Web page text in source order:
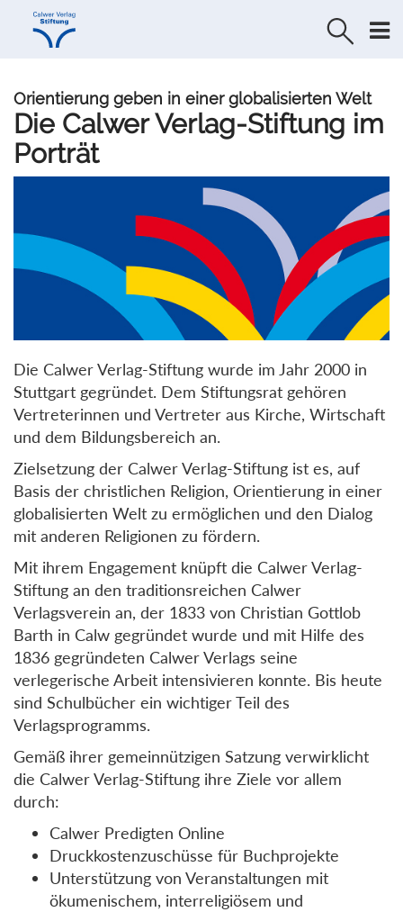
Direkt
Direkt
Orientierung geben in einer globalisierten Welt
Die Calwer Verlag-Stiftung im
Porträt
Die Calwer Verlag-Stiftung wurde im Jahr 2000 in
Stuttgart gegründet. Dem Stiftungsrat gehören
Vertreterinnen und Vertreter aus Kirche, Wirtschaft
und dem Bildungsbereich an.
Zielsetzung der Calwer Verlag-Stiftung ist es, auf
Basis der christlichen Religion, Orientierung in einer
globalisierten Welt zu ermöglichen und den Dialog
mit anderen Religionen zu fördern.
Mit ihrem Engagement knüpft die Calwer Verlag-
Stiftung an den traditionsreichen Calwer
Verlagsverein an, der 1833 von Christian Gottlob
Barth in Calw gegründet wurde und mit Hilfe des
1836 gegründeten Calwer Verlags seine
verlegerische Arbeit intensivieren konnte. Bis heute
sind Schulbücher ein wichtiger Teil des
Verlagsprogramms.
Gemäß ihrer gemeinnützigen Satzung verwirklicht
die Calwer Verlag-Stiftung ihre Ziele vor allem
durch:
Calwer Predigten Online
Druckkostenzuschüsse für Buchprojekte
Unterstützung von Veranstaltungen mit
ökumenischem, interreligiösem und